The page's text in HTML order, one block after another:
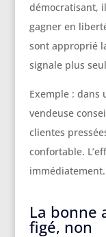
démocratisant,
gagner en
sont approprié
signale plus
Exemple : dans
vendeuse
clientes
confortable.
immédiatement.
La bonne
figé, non